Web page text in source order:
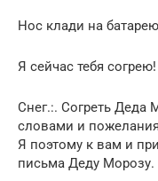
Нос клади на
Я сейчас тебя согрею!
Снег.:. Согреть
словами и
Я поэтому к вам и
письма Деду Морозу.